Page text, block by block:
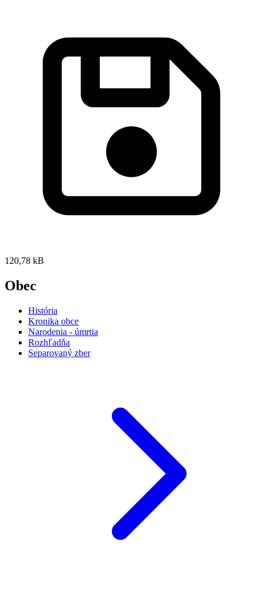
120,78 kB
Obec
História
Kronika obce
Narodenia - úmrtia
Rozhľadňa
Separovaný zber